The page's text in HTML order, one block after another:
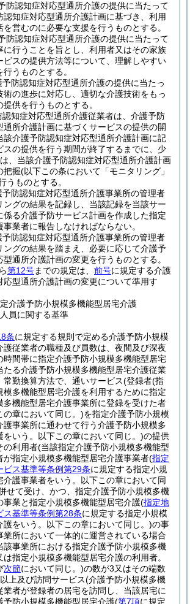
防認知症対応型通所介護の提供に当たって
認知症対応型通所介護計画に基づき、利用
営むのに必要な支援を行うものとする。
防認知症対応型通所介護の提供に当たって
に行うことを旨とし、利用者又はその家族
ビスの提供方法等について、理解しやすい
うものとする。
予防認知症対応型通所介護の提供に当たっ
術の進歩に対応し、適切な介護技術をもっ
供を行うものとする。
認知症対応型通所介護従業者は、介護予防
通所介護計画に基づくサービスの提供の開
該介護予防認知症対応型通所介護計画に記
スの提供を行う期間が終了するまでに、少
、当該介護予防認知症対応型通所介護計画
把握(以下この条において「モニタリング」
うものとする。
予防認知症対応型通所介護事業所の管理者
ングの結果を記録し、当該記録を当該サー
係る介護予防サービス計画を作成した指定
業者に報告しなければならない。
予防認知症対応型通所介護事業所の管理者
ングの結果を踏まえ、必要に応じて介護予
型通所介護計画の変更を行うものとする。
第12号までの規定は、 前号に規定する介護
応型通所介護計画の変更について準用す
介護予防小規模多機能型居宅介護
人員に関する基準
条に規定する規則で定める介護予防小規模
護従業者の職種及び員数は、夜間及び深夜
時間帯に指定介護予防小規模多機能型居宅
たる介護予防小規模多機能型居宅介護従業
常勤換算方法で、通いサービス(登録者(指
模多機能型居宅介護を利用するために指定
多機能型居宅介護事業所に登録を受けた者
の章において同じ。)を指定介護予防小規模
護事業所に通わせて行う介護予防小規模多
をいう。以下この章において同じ。)の提供
の利用者(当該指定介護予防小規模多機能型
が指定小規模多機能型居宅介護事業者(指定
ビス基準等条例第29条に規定する指定小規
介護事業者をいう。以下この章において同
せて受け、かつ、指定介護予防小規模多機
事業と指定小規模多機能型居宅介護(指定地
ス基準等条例第28条に規定する指定小規模
護をいう。以下この章において同じ。)の事
業所において一体的に運営されている場合
該事業所における指定介護予防小規模多機
指定小規模多機能型居宅介護の利用者。
次節において同じ。)の数が3又はその端数
上及び訪問サービス(介護予防小規模多機
業者が登録者の居宅を訪問し、当該居宅に
予防小規模多機能型居宅介護(第7項に規定